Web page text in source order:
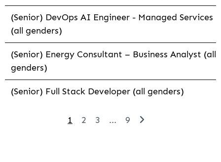
(Senior) DevOps AI Engineer - Managed Services
(all genders)
(Senior) Energy Consultant – Business Analyst (all
genders)
(Senior) Full Stack Developer (all genders)
1 2 3 ... 9